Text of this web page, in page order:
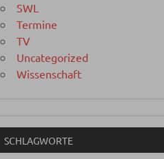
SWL
Termine
TV
Uncategorized
Wissenschaft
SCHLAGWORTE